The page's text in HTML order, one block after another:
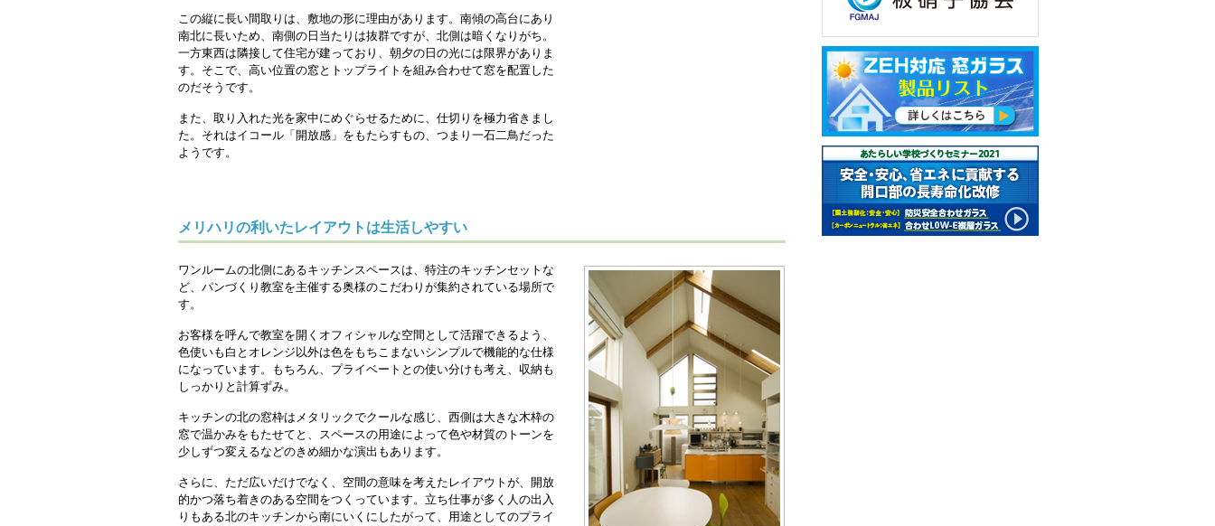
この縦に長い間取りは、敷地の形に理由があります。南傾の高台にあり
南北に長いため、南側の日当たりは抜群ですが、北側は暗くなりがち。
一方東西は隣接して住宅が建っており、朝夕の日の光には限界がありま
す。そこで、高い位置の窓とトップライトを組み合わせて窓を配置した
のだそうです。
また、取り入れた光を家中にめぐらせるために、仕切りを極力省きまし
た。それはイコール「開放感」をもたらすもの、つまり一石二鳥だった
ようです。
メリハリの利いたレイアウトは生活しやすい
ワンルームの北側にあるキッチンスペースは、特注のキッチンセットな
ど、パンづくり教室を主催する奥様のこだわりが集約されている場所で
す。
お客様を呼んで教室を開くオフィシャルな空間として活躍できるよう、
色使いも白とオレンジ以外は色をもちこまないシンプルで機能的な仕様
になっています。もちろん、プライベートとの使い分けも考え、収納も
しっかりと計算ずみ。
キッチンの北の窓枠はメタリックでクールな感じ、西側は大きな木枠の
窓で温かみをもたせてと、スペースの用途によって色や材質のトーンを
少しずつ変えるなどのきめ細かな演出もあります。
さらに、ただ広いだけでなく、空間の意味を考えたレイアウトが、開放
的かつ落ち着きのある空間をつくっています。立ち仕事が多く人の出入
りもある北のキッチンから南にいくにしたがって、用途としてのプライ